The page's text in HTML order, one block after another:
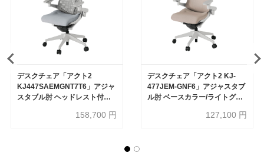
デスクチェア「アクト2
KJ447SAEMGNT7T6」アジャ
スタブル肘 ヘッドレスト付き
地/ホワイトグレー【受注生産
158,700 円
デスクチェア「アクト2 KJ-
477JEM-GNF6」アジャスタブ
ル肘 ベースカラー/ライトグレ
127,100 円